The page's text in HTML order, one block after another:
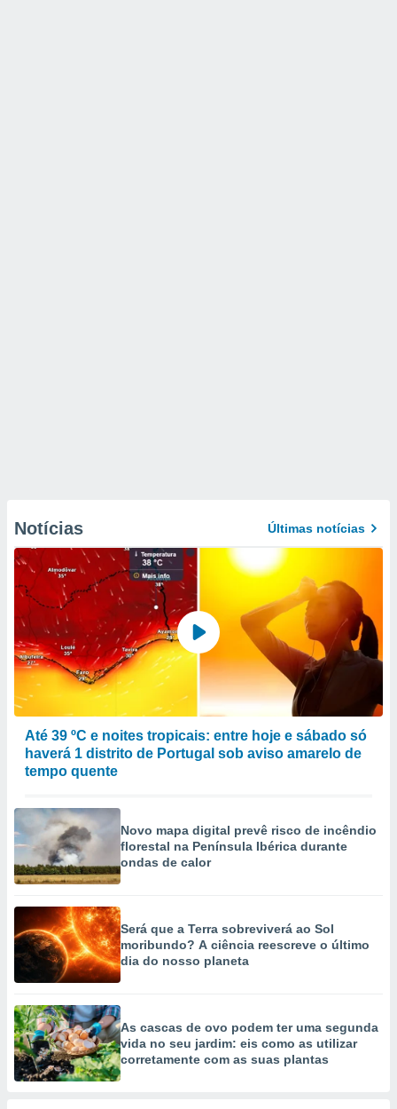
Notícias Últimas notícias
Até 39 ºC e noites tropicais: entre hoje e sábado só
haverá 1 distrito de Portugal sob aviso amarelo de
tempo quente
Novo mapa digital prevê risco de incêndio
florestal na Península Ibérica durante
ondas de calor
Será que a Terra sobreviverá ao Sol
moribundo? A ciência reescreve o último
dia do nosso planeta
As cascas de ovo podem ter uma segunda
vida no seu jardim: eis como as utilizar
corretamente com as suas plantas